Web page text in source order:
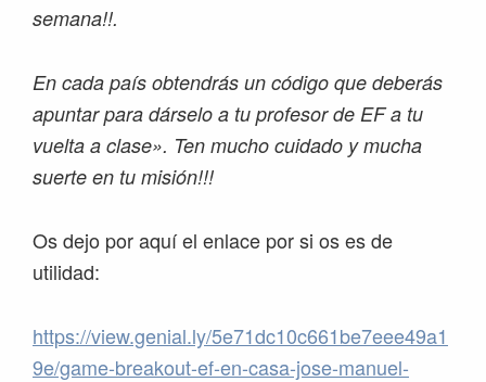
semana!!.
En cada país obtendrás un código que deberás
apuntar para dárselo a tu profesor de EF a tu
vuelta a clase». Ten mucho cuidado y mucha
suerte en tu misión!!!
Os dejo por aquí el enlace por si os es de
utilidad:
https://view.genial.ly/5e71dc10c661be7eee49a1
9e/game-breakout-ef-en-casa-jose-manuel-